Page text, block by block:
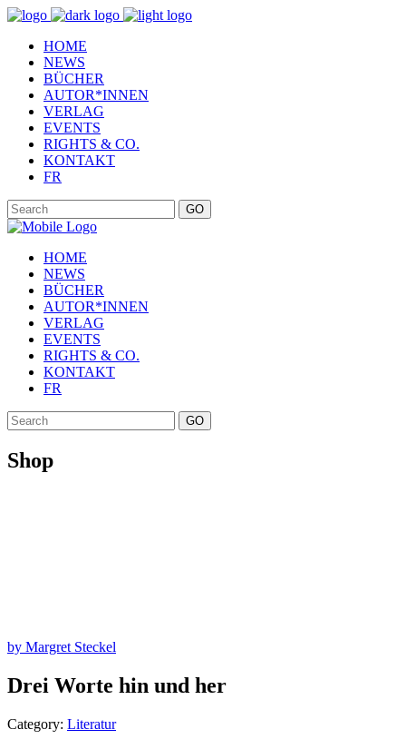
HOME
NEWS
BÜCHER
AUTOR*INNEN
VERLAG
EVENTS
RIGHTS & CO.
KONTAKT
FR
GO
HOME
NEWS
BÜCHER
AUTOR*INNEN
VERLAG
EVENTS
RIGHTS & CO.
KONTAKT
FR
GO
Shop
by Margret Steckel
Drei Worte hin und her
Category: Literatur